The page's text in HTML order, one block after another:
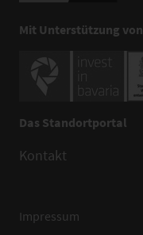
Mit Unterstützung von
Das Standortportal
Kontakt
Impressum